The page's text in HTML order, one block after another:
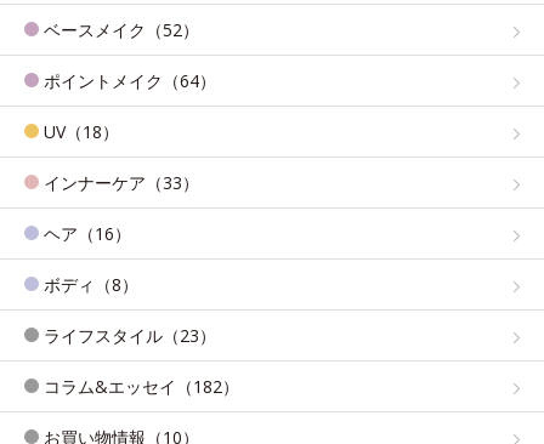
ベースメイク（52）
ポイントメイク（64）
UV（18）
インナーケア（33）
ヘア（16）
ボディ（8）
ライフスタイル（23）
コラム&エッセイ（182）
お買い物情報（10）